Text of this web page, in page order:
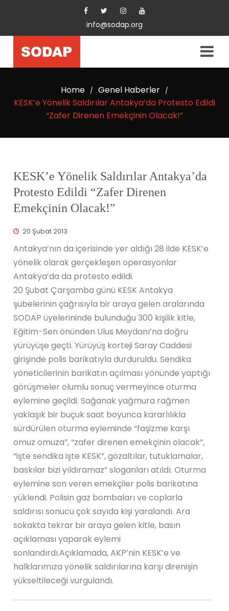
info@sodap.org
Home / Genel Haberler /
KESK’e Yönelik Saldırılar Antakya’da Protesto Edildi
“Zafer Direnen Emekçinin Olacak!”
KESK’e Yönelik Saldırılar Antakya’da
Protesto Edildi “Zafer Direnen
Emekçinin Olacak!”
20 Şubat 2013
Antakya’nın da içerisinde yer aldığı 28 ilde KESK’e
yönelik olarak gerçekleşen operasyonlar
Antakya’da da protesto edildi.
20 Şubat Çarşamba günü KESK Antakya
şubelerinin çağrısıyla bir araya gelen aralarında
SODAP üyelerininde bulunduğu 300 kişilik kitle,
Eğitim-Sen önünden Ulus Meydanı’na doğru
yürüyüşe geçti. Yürüyüş korteji Saray Caddesi
girişinde polis barikatıyla durduruldu. Sendika
yöneticilerinin barikatın açılması yönünde yaptığı
görüşmeler olumlu sonuç vermeyince oturma
eylemine geçildi. Sağanak yağmura rağmen
yaklaşık bir buçuk saat boyunca kararlılıkla
sürdürülen oturma eyleminde “faşizme karşı
omuz omuza”, “zafer direnen emekçinin olacak”,
“işte sendika işte KESK”, gözaltılar, tutuklamalar,
baskılar bizi yıldıramaz” sloganları atıldı. Oturma
eylemine son veren emekçiler polis barikatına
yüklendi. Polisin gaz bombaları ve coplarla
saldırısı sonucu çok sayıda kişi yaralandı. Ara
sokakta tekrar bir araya gelen kitle, basın
açıklaması yaparak eylemi
sonlandırdı.Açıklamada, AKP’nin KESK’e ve
halklarımıza yönelik saldırılarına karşı direnişin
yükseltileceği vurgulandı.